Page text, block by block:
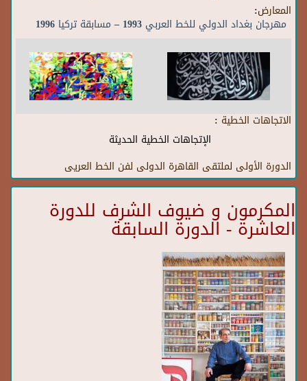
المعارض:
مهرجان بغداد الدولي للخط العربي 1993 – مسابقة تركيا 1996
الاتجاهات الخطية :
الإتجاهات الخطية الحديثة
الدورة الأولى لملتقى القاهرة الدولى لفن الخط العريى
المكرمون و ضيوف الشرف للدورة
العاشرة - الدورة السابقة